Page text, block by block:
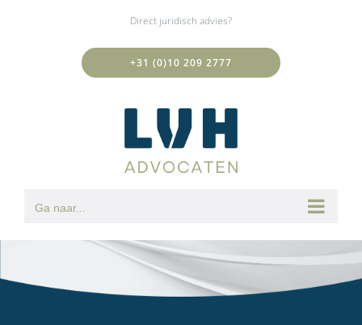
Direct juridisch advies?
+31 (0)10 209 2777
Ga naar...